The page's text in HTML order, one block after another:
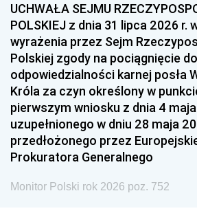
UCHWAŁA SEJMU
POLSKIEJ z dnia 31 lipca 2026 r.
wyrażenia przez Sejm
Polskiej zgody na pociągnięcie do
odpowiedzialności karnej posła
Króla za czyn określony w
pierwszym wniosku z dnia 4
uzupełnionego w dniu 28 maja
przedłożonego przez
Prokuratora Generalnego
Monitor Polski rok 2026 poz. 752